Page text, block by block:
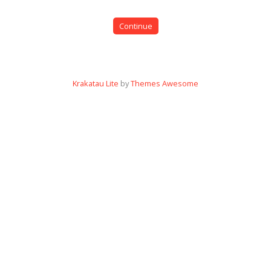
Continue
Krakatau Lite byThemes Awesome